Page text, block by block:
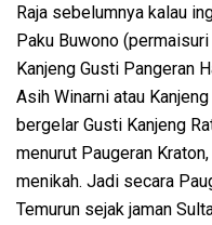
Raja sebelumnya kalau
Paku Buwono
Kanjeng Gusti Pangeran
Asih Winarni atau
bergelar Gusti Kanjeng
menurut Paugeran
menikah. Jadi secara
Temurun sejak jaman